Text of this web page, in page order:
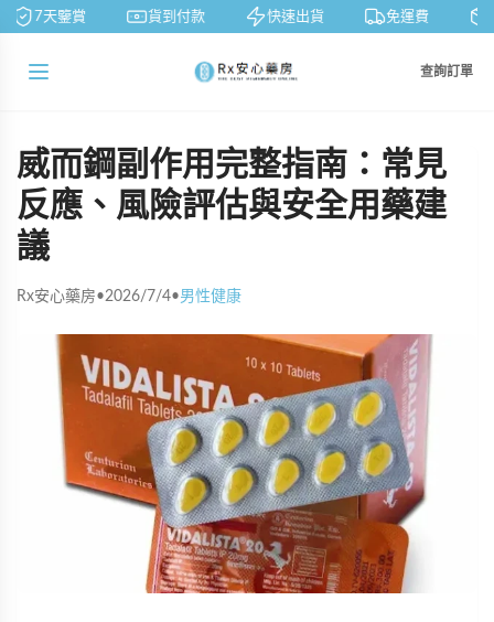
7天鑒賞 貨到付款 快速出貨 免運費
查詢訂單
威而鋼副作用完整指南：常見
反應、風險評估與安全用藥建
議
Rx安心藥房•2026/7/4•男性健康